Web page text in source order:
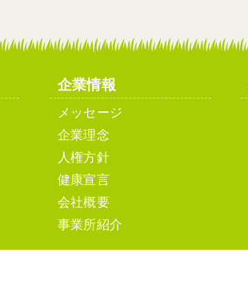
企業情報
メッセージ
企業理念
人権方針
健康宣言
会社概要
事業所紹介